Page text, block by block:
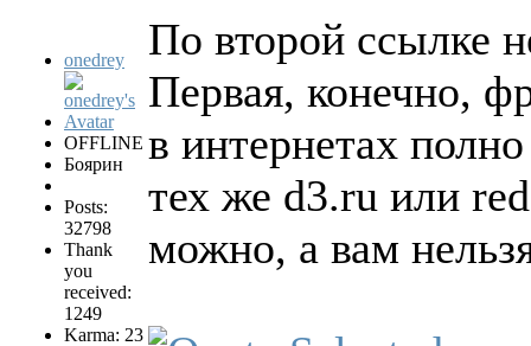
onedrey
OFFLINE
Боярин
Posts:
32798
Thank
you
received:
1249
Karma: 23
По второй ссылке
Первая, конечно,
в интернетах
тех же d3.ru или
можно, а вам